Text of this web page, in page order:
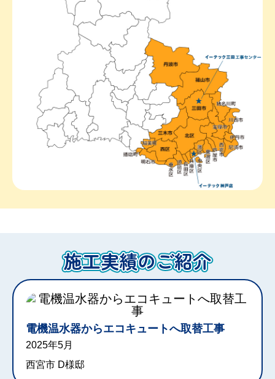
施工実績のご紹介
電機温水器からエコキュートへ取替工事
2025年5月
西宮市 D様邸